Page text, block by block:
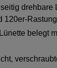
drehbare
120er-Rastung
belegt